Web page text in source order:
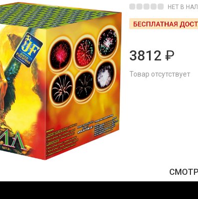
Петарды
Терочные
Фитильные
Лимонки, гранаты
Корсары
Летающие и наземные
Бабочки, пчелы
Жуки
Циркоблицы
НЕТ В
3812 ₽
Товар отсутствует